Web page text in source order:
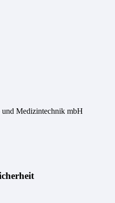
Medizintechnik mbH